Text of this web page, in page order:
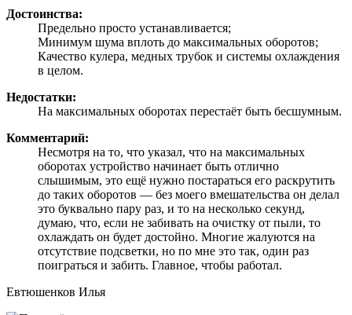
Достоинства:
Предельно просто устанавливается;
Минимум шума вплоть до максимальных оборотов;
Качество кулера, медных трубок и системы охлаждения
в целом.
Недостатки:
На максимальных оборотах перестаёт быть бесшумным.
Комментарий:
Несмотря на то, что указал, что на максимальных
оборотах устройство начинает быть отлично
слышимым, это ещё нужно постараться его раскрутить
до таких оборотов — без моего вмешательства он делал
это буквально пару раз, и то на несколько секунд,
думаю, что, если не забивать на очистку от пыли, то
охлаждать он будет достойно. Многие жалуются на
отсутствие подсветки, но по мне это так, один раз
поиграться и забить. Главное, чтобы работал.
Евтюшенков Илья